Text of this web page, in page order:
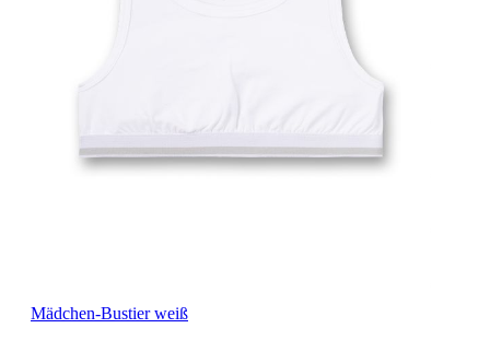
Mädchen-Bustier weiß